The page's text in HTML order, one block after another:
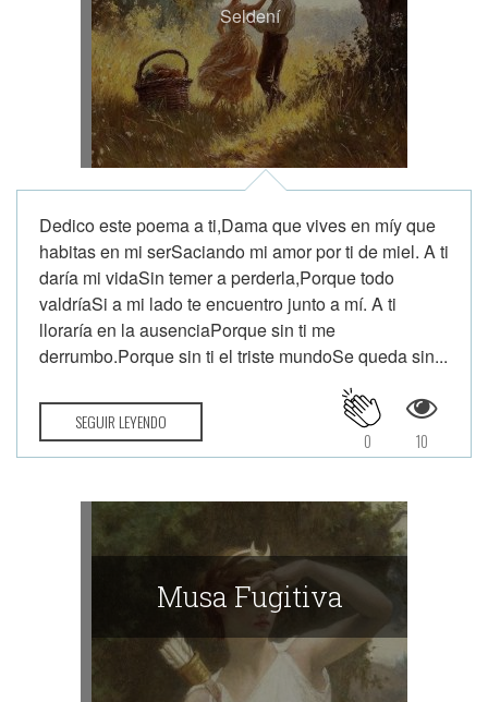
Seldení
Dedico este poema a ti,Dama que vives en míy que
habitas en mi serSaciando mi amor por ti de miel. A ti
daría mi vidaSin temer a perderla,Porque todo
valdríaSi a mi lado te encuentro junto a mí. A ti
lloraría en la ausenciaPorque sin ti me
derrumbo.Porque sin ti el triste mundoSe queda sin...
SEGUIR LEYENDO
10
0
Musa Fugitiva